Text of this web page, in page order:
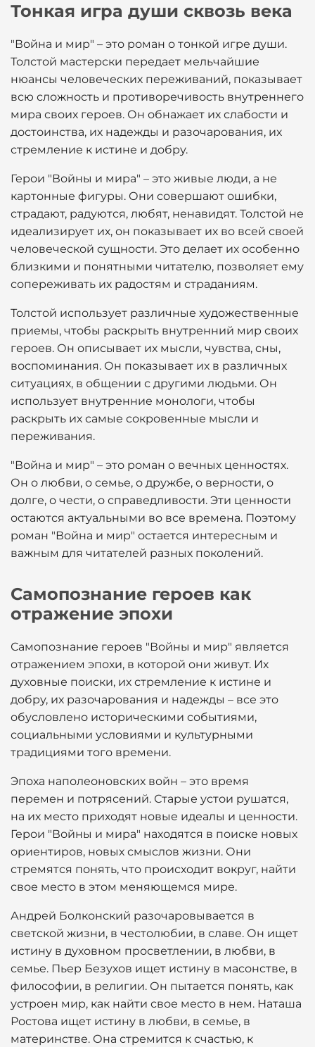
Тонкая игра души сквозь века
"Война и мир" – это роман о тонкой игре души.
Толстой мастерски передает мельчайшие
нюансы человеческих переживаний, показывает
всю сложность и противоречивость внутреннего
мира своих героев. Он обнажает их слабости и
достоинства, их надежды и разочарования, их
стремление к истине и добру.
Герои "Войны и мира" – это живые люди, а не
картонные фигуры. Они совершают ошибки,
страдают, радуются, любят, ненавидят. Толстой не
идеализирует их, он показывает их во всей своей
человеческой сущности. Это делает их особенно
близкими и понятными читателю, позволяет ему
сопереживать их радостям и страданиям.
Толстой использует различные художественные
приемы, чтобы раскрыть внутренний мир своих
героев. Он описывает их мысли, чувства, сны,
воспоминания. Он показывает их в различных
ситуациях, в общении с другими людьми. Он
использует внутренние монологи, чтобы
раскрыть их самые сокровенные мысли и
переживания.
"Война и мир" – это роман о вечных ценностях.
Он о любви, о семье, о дружбе, о верности, о
долге, о чести, о справедливости. Эти ценности
остаются актуальными во все времена. Поэтому
роман "Война и мир" остается интересным и
важным для читателей разных поколений.
Самопознание героев как
отражение эпохи
Самопознание героев "Войны и мир" является
отражением эпохи, в которой они живут. Их
духовные поиски, их стремление к истине и
добру, их разочарования и надежды – все это
обусловлено историческими событиями,
социальными условиями и культурными
традициями того времени.
Эпоха наполеоновских войн – это время
перемен и потрясений. Старые устои рушатся,
на их место приходят новые идеалы и ценности.
Герои "Войны и мира" находятся в поиске новых
ориентиров, новых смыслов жизни. Они
стремятся понять, что происходит вокруг, найти
свое место в этом меняющемся мире.
Андрей Болконский разочаровывается в
светской жизни, в честолюбии, в славе. Он ищет
истину в духовном просветлении, в любви, в
семье. Пьер Безухов ищет истину в масонстве, в
философии, в религии. Он пытается понять, как
устроен мир, как найти свое место в нем. Наташа
Ростова ищет истину в любви, в семье, в
материнстве. Она стремится к счастью, к